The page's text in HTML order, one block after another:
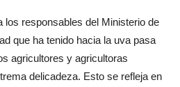
los responsables del Ministerio de
que ha tenido hacia la uva pasa
agricultores y agricultoras
delicadeza. Esto se refleja en